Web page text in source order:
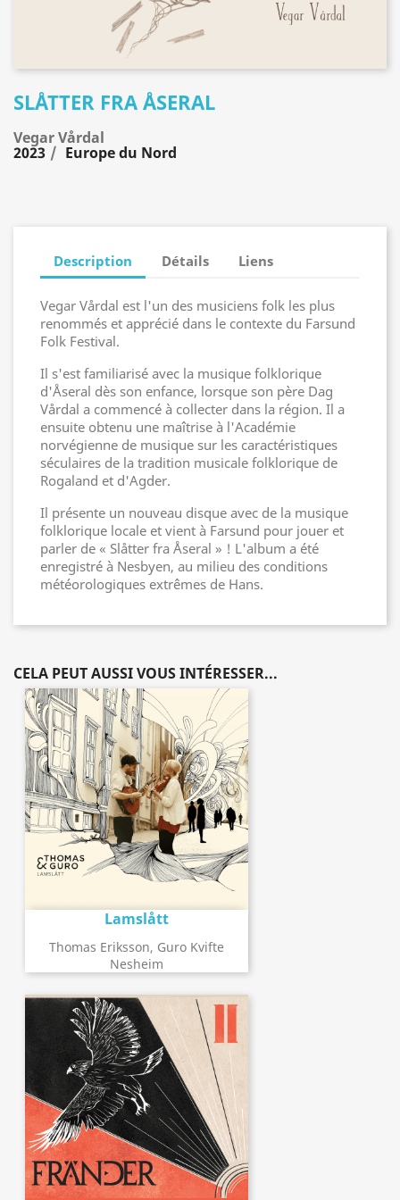
SLÅTTER FRA ÅSERAL
Vegar Vårdal
2023 Europe du Nord
Description Détails Liens
Vegar Vårdal est l'un des musiciens folk les plus
renommés et apprécié dans le contexte du Farsund
Folk Festival.
Il s'est familiarisé avec la musique folklorique
d'Åseral dès son enfance, lorsque son père Dag
Vårdal a commencé à collecter dans la région. Il a
ensuite obtenu une maîtrise à l'Académie
norvégienne de musique sur les caractéristiques
séculaires de la tradition musicale folklorique de
Rogaland et d'Agder.
Il présente un nouveau disque avec de la musique
folklorique locale et vient à Farsund pour jouer et
parler de « Slåtter fra Åseral » ! L'album a été
enregistré à Nesbyen, au milieu des conditions
météorologiques extrêmes de Hans.
CELA PEUT AUSSI VOUS INTÉRESSER...
Lamslått
Thomas Eriksson, Guro Kvifte
Nesheim